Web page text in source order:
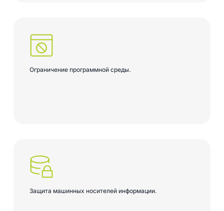
Ограничение программной среды.
Защита машинных носителей информации.